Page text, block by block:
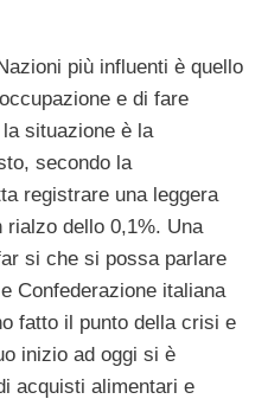
più influenti è quello
e di fare
situazione è la
secondo la
registrare una leggera
dello 0,1%. Una
si che si possa parlare
Confederazione italiana
fatto il punto della crisi e
inizio ad oggi si è
acquisti alimentari e